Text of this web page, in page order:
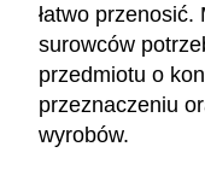
łatwo
surowców
przedmiotu o
przeznaczeniu
wyrobów.